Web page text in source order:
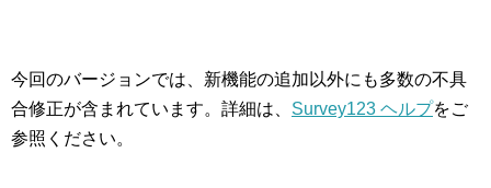
今回のバージョンでは、新機能の追加以外にも多数の不具
合修正が含まれています。詳細は、 Survey123 ヘルプをご
参照ください。